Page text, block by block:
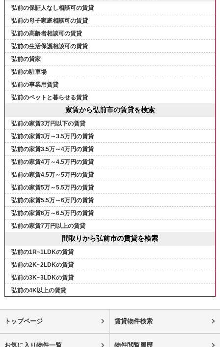
弘前の保証人なし相談可の賃貸
弘前の母子家庭相談可の賃貸
弘前の高齢者相談可の賃貸
弘前の生活保護相談可の賃貸
弘前の貸家
弘前の駐車場
弘前の事業用賃貸
弘前のペットと暮らせる賃貸
家賃から弘前市の賃貸を検索
弘前の家賃3万円以下の賃貸
弘前の家賃3万～3.5万円の賃貸
弘前の家賃3.5万～4万円の賃貸
弘前の家賃4万～4.5万円の賃貸
弘前の家賃4.5万～5万円の賃貸
弘前の家賃5万～5.5万円の賃貸
弘前の家賃5.5万～6万円の賃貸
弘前の家賃6万～6.5万円の賃貸
弘前の家賃7万円以上の賃貸
間取りから弘前市の賃貸を検索
弘前の1R~1LDKの賃貸
弘前の2K~2LDKの賃貸
弘前の3K~3LDKの賃貸
弘前の4K以上の賃貸
トップページ 賃貸物件検索
お気に入り物件一覧 物件閲覧履歴